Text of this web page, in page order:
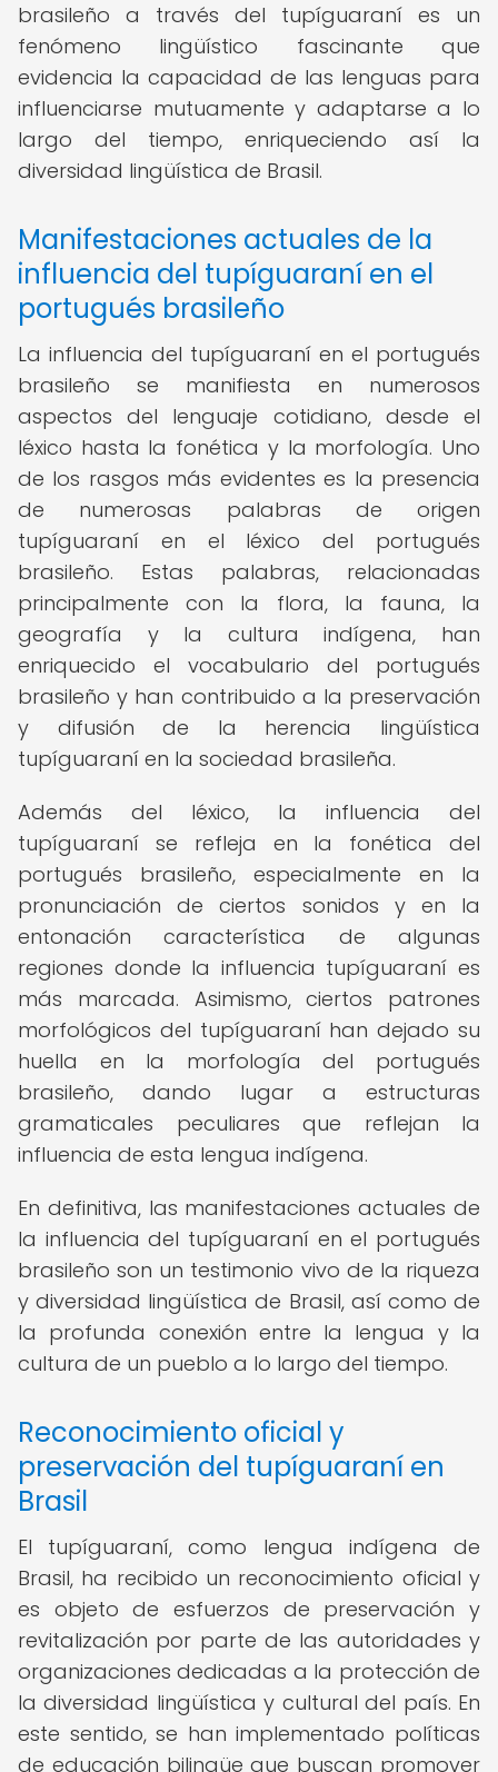
brasileño a través del tupíguaraní es un
fenómeno lingüístico fascinante que
evidencia la capacidad de las lenguas para
influenciarse mutuamente y adaptarse a lo
largo del tiempo, enriqueciendo así la
diversidad lingüística de Brasil.
Manifestaciones actuales de la
influencia del tupíguaraní en el
portugués brasileño
La influencia del tupíguaraní en el portugués
brasileño se manifiesta en numerosos
aspectos del lenguaje cotidiano, desde el
léxico hasta la fonética y la morfología. Uno
de los rasgos más evidentes es la presencia
de numerosas palabras de origen
tupíguaraní en el léxico del portugués
brasileño. Estas palabras, relacionadas
principalmente con la flora, la fauna, la
geografía y la cultura indígena, han
enriquecido el vocabulario del portugués
brasileño y han contribuido a la preservación
y difusión de la herencia lingüística
tupíguaraní en la sociedad brasileña.
Además del léxico, la influencia del
tupíguaraní se refleja en la fonética del
portugués brasileño, especialmente en la
pronunciación de ciertos sonidos y en la
entonación característica de algunas
regiones donde la influencia tupíguaraní es
más marcada. Asimismo, ciertos patrones
morfológicos del tupíguaraní han dejado su
huella en la morfología del portugués
brasileño, dando lugar a estructuras
gramaticales peculiares que reflejan la
influencia de esta lengua indígena.
En definitiva, las manifestaciones actuales de
la influencia del tupíguaraní en el portugués
brasileño son un testimonio vivo de la riqueza
y diversidad lingüística de Brasil, así como de
la profunda conexión entre la lengua y la
cultura de un pueblo a lo largo del tiempo.
Reconocimiento oficial y
preservación del tupíguaraní en
Brasil
El tupíguaraní, como lengua indígena de
Brasil, ha recibido un reconocimiento oficial y
es objeto de esfuerzos de preservación y
revitalización por parte de las autoridades y
organizaciones dedicadas a la protección de
la diversidad lingüística y cultural del país. En
este sentido, se han implementado políticas
de educación bilingüe que buscan promover